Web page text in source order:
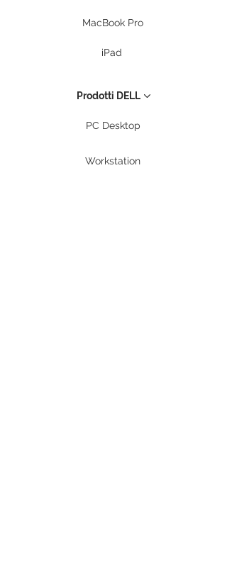
MacBook Pro
iPad
Prodotti DELL
PC Desktop
Workstation